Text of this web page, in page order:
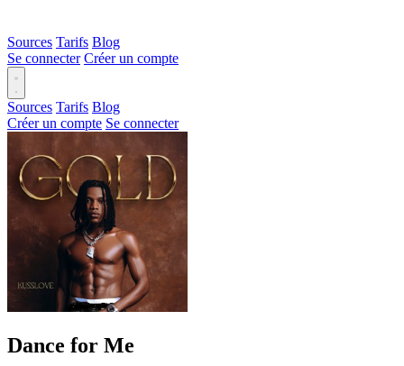
Sources Tarifs Blog
Se connecter Créer un compte
Sources Tarifs Blog
Créer un compte Se connecter
Dance for Me